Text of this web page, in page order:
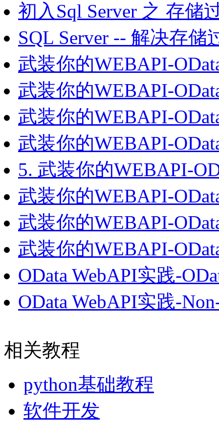
初入Sql Server 之 存储
SQL Server -- 解决存储
武装你的WEBAPI-
武装你的WEBAPI-
武装你的WEBAPI-
武装你的WEBAPI-
5. 武装你的WEBAPI-
武装你的WEBAPI-
武装你的WEBAPI-
武装你的WEBAPI-
OData WebAPI实践-
OData WebAPI实践-
相关教程
python基础教程
软件开发